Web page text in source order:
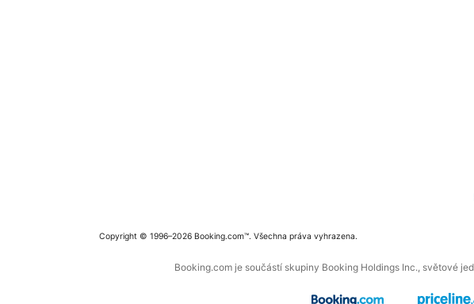
Copyright © 1996–2026 Booking.com™. Všechna práva vyhrazena.
Booking.com je součástí skupiny Booking Holdings Inc., světové